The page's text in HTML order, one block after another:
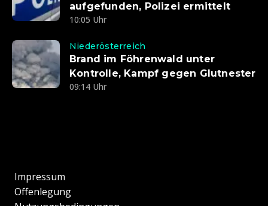
aufgefunden, Polizei ermittelt
10:05 Uhr
Niederösterreich
Brand im Föhrenwald unter
Kontrolle, Kampf gegen Glutnester
09:14 Uhr
Impressum
Offenlegung